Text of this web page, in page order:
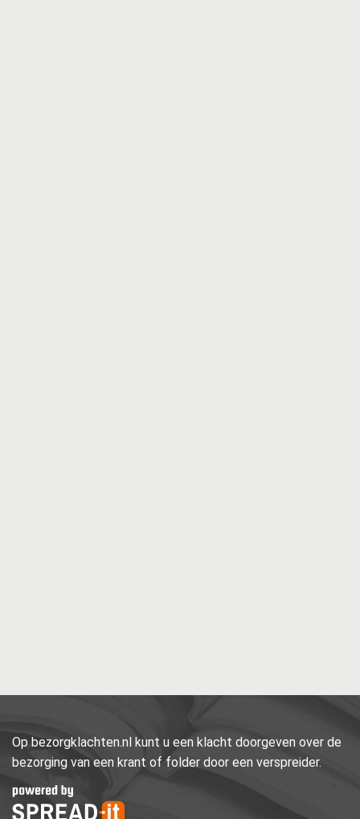
Op bezorgklachten.nl kunt u een klacht doorgeven over de
bezorging van een krant of folder door een verspreider.